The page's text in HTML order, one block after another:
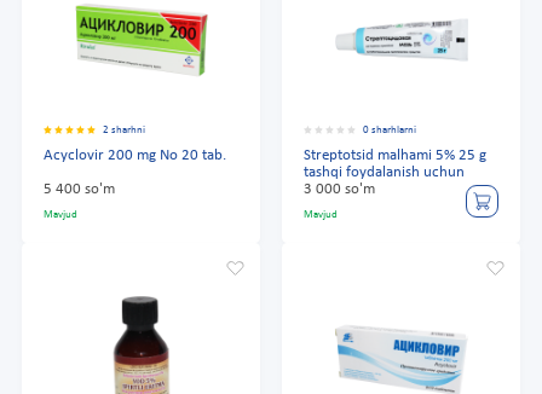
2 sharhni
Acyclovir 200 mg No 20 tab.
5 400 so'm
Mavjud
0 sharhlarni
Streptotsid malhami 5% 25 g
tashqi foydalanish uchun
3 000 so'm
Mavjud